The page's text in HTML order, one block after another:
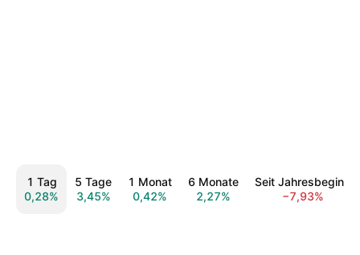
1 Tag
0,28%
5 Tage
3,45%
1 Monat
0,42%
6 Monate
2,27%
Seit Jahresbeginn
−7,93%